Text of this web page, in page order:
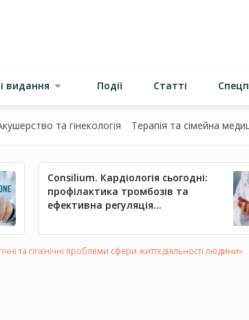
видання Події Статті
та гінекологія Терапія та сімейна
Consilium. Кардіологія сьогодні:
профілактика тромбозів та
ефективна регуляція
та гігієнічні проблеми сфери життєдіяльності людини»